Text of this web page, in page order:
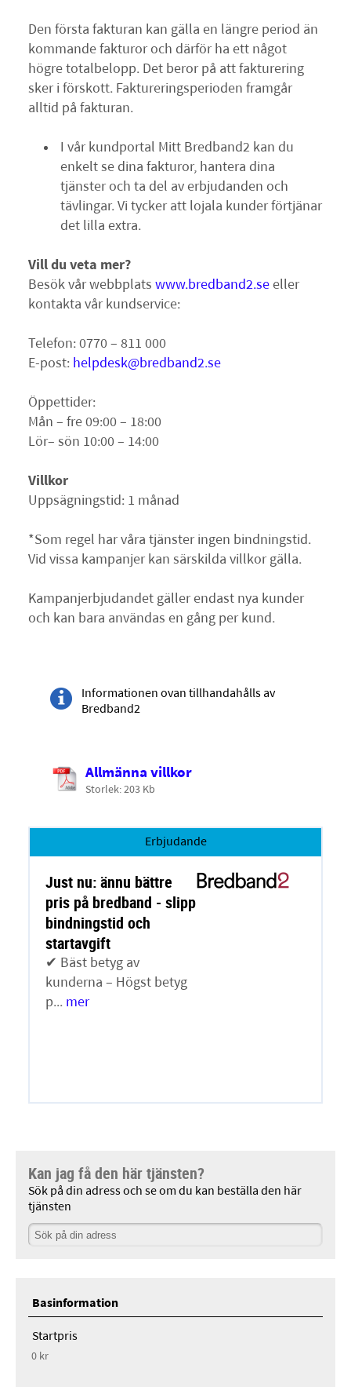
Den första fakturan kan gälla en längre period än
kommande fakturor och därför ha ett något
högre totalbelopp. Det beror på att fakturering
sker i förskott. Faktureringsperioden framgår
alltid på fakturan.
I vår kundportal Mitt Bredband2 kan du
enkelt se dina fakturor, hantera dina
tjänster och ta del av erbjudanden och
tävlingar. Vi tycker att lojala kunder förtjänar
det lilla extra.
Vill du veta mer?
Besök vår webbplats www.bredband2.se eller
kontakta vår kundservice:
Telefon: 0770 – 811 000
E-post: helpdesk@bredband2.se
Öppettider:
Mån – fre 09:00 – 18:00
Lör– sön 10:00 – 14:00
Villkor
Uppsägningstid: 1 månad
*Som regel har våra tjänster ingen bindningstid.
Vid vissa kampanjer kan särskilda villkor gälla.
Kampanjerbjudandet gäller endast nya kunder
och kan bara användas en gång per kund.
Informationen ovan tillhandahålls av
Bredband2
Allmänna villkor
Storlek: 203 Kb
Erbjudande
Just nu: ännu bättre
pris på bredband - slipp
bindningstid och
startavgift
✔ Bäst betyg av
kunderna – Högst betyg
p... mer
Kan jag få den här tjänsten?
Sök på din adress och se om du kan beställa den här
tjänsten
Basinformation
Startpris
0 kr